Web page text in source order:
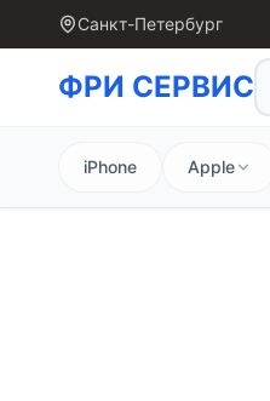
Санкт-Петербург
ФРИ СЕРВИС
iPhone Apple